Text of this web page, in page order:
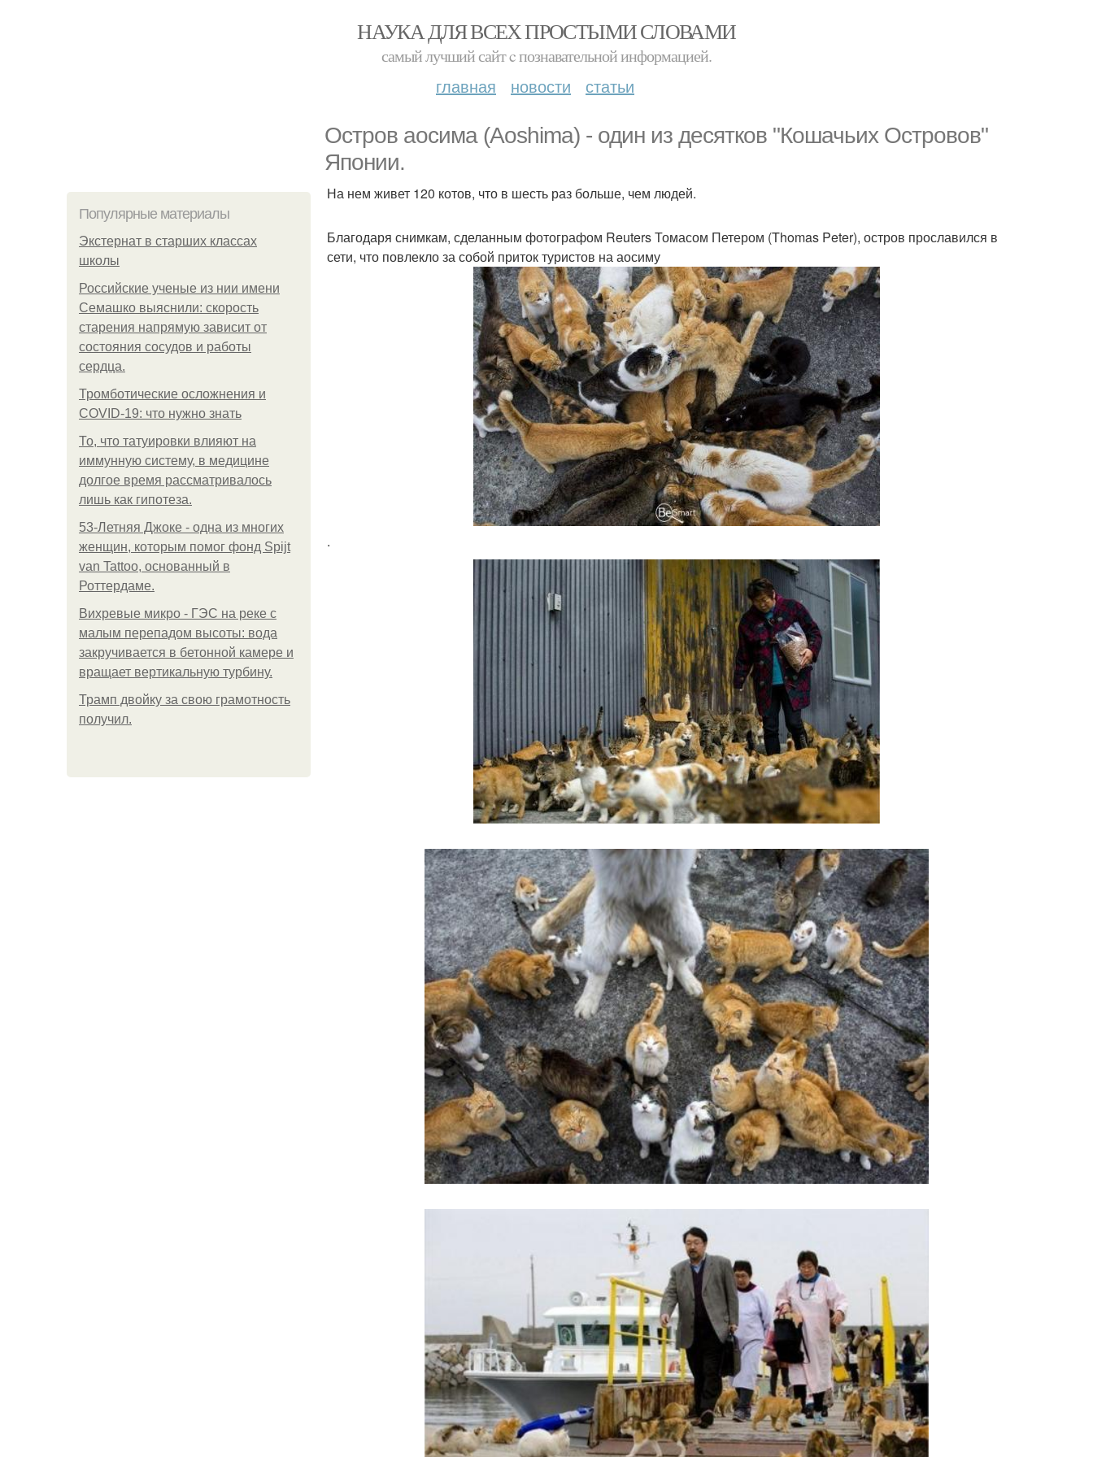
НАУКА ДЛЯ ВСЕХ ПРОСТЫМИ СЛОВАМИ
самый лучший сайт c познавательной информацией.
главная новости статьи
Остров аосима (Aoshima) - один из десятков "Кошачьих Островов"
Японии.
Популярные материалы
Экстернат в старших классах
школы
Российские ученые из нии имени
Семашко выяснили: скорость
старения напрямую зависит от
состояния сосудов и работы
сердца.
Тромботические осложнения и
COVID-19: что нужно знать
То, что татуировки влияют на
иммунную систему, в медицине
долгое время рассматривалось
лишь как гипотеза.
53-Летняя Джоке - одна из многих
женщин, которым помог фонд Spijt
van Tattoo, основанный в
Роттердаме.
Вихревые микро - ГЭС на реке с
малым перепадом высоты: вода
закручивается в бетонной камере и
вращает вертикальную турбину.
Трамп двойку за свою грамотность
получил.
На нем живет 120 котов, что в шесть раз больше, чем людей.
Благодаря снимкам, сделанным фотографом Reuters Томасом Петером (Thomas Peter), остров прославился в
сети, что повлекло за собой приток туристов на аосиму
.